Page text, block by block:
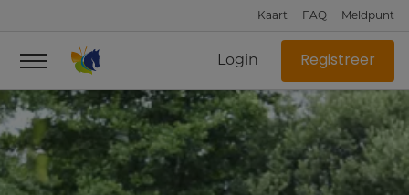
Kaart FAQ Meldpunt
Login Registreer